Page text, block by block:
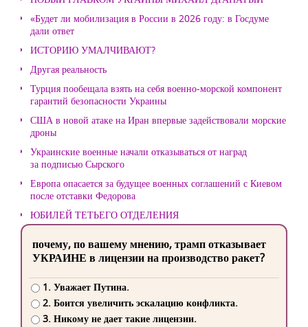
«Будет ли мобилизация в России в 2026 году: в Госдуме
дали ответ
ИСТОРИЮ УМАЛЧИВАЮТ?
Другая реальность
Турция пообещала взять на себя военно-морской компонент
гарантий безопасности Украины
США в новой атаке на Иран впервые задействовали морские
дроны
Украинские военные начали отказываться от наград
за подписью Сырского
Европа опасается за будущее военных соглашений с Киевом
после отставки Федорова
ЮБИЛЕЙ ТЕТЬЕГО ОТДЕЛЕНИЯ
почему, по вашему мнению, трамп отказывает
УКРАИНЕ в лицензии на производство ракет?
1. Уважает Путина.
2. Боится увеличить эскалацию конфликта.
3. Никому не дает такие лицензии.